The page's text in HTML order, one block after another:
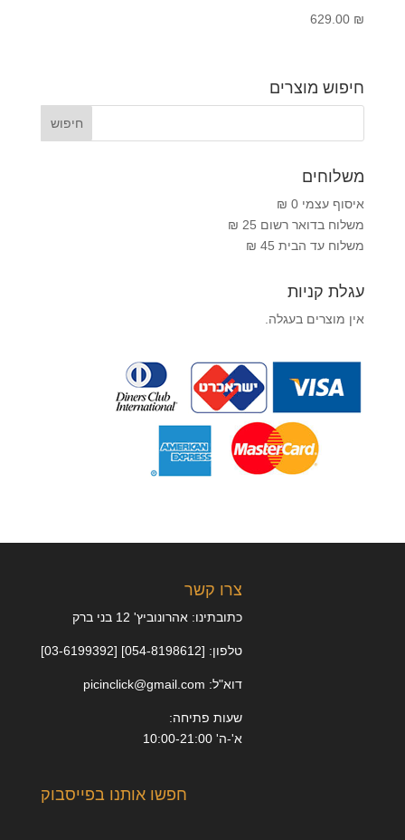
629.00 ₪
חיפוש מוצרים
משלוחים
איסוף עצמי 0 ₪
משלוח בדואר רשום 25 ₪
משלוח עד הבית 45 ₪
עגלת קניות
אין מוצרים בעגלה.
צרו קשר
כתובתינו: אהרונוביץ' 12 בני ברק
טלפון: [054-8198612] [03-6199392]
דוא"ל: picinclick@gmail.com
שעות פתיחה:
א'-ה' 10:00-21:00
חפשו אותנו בפייסבוק